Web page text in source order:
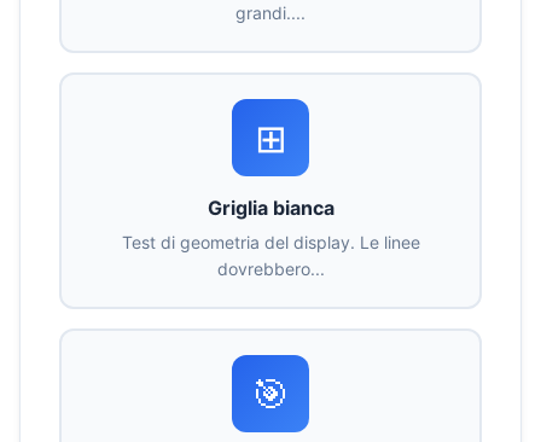
grandi....
⊞
Griglia bianca
Test di geometria del display. Le linee
dovrebbero...
🎯